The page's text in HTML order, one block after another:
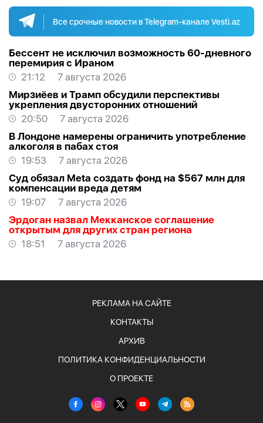
Все срочные новости в Telegram-канале Vesti.az
Бессент не исключил возможность 60-дневного
перемирия с Ираном
21:12
7 августа 2026
Мирзиёев и Трамп обсудили перспективы
укрепления двусторонних отношений
20:50
7 августа 2026
В Лондоне намерены ограничить употребление
алкоголя в пабах стоя
19:53
7 августа 2026
Суд обязал Meta создать фонд на $567 млн для
компенсации вреда детям
19:07
7 августа 2026
Эрдоган назвал Мекканское соглашение
открытым для других стран региона
18:51
7 августа 2026
РЕКЛАМА НА САЙТЕ
КОНТАКТЫ
АРХИВ
ПОЛИТИКА КОНФИДЕНЦИАЛЬНОСТИ
О ПРОЕКТЕ